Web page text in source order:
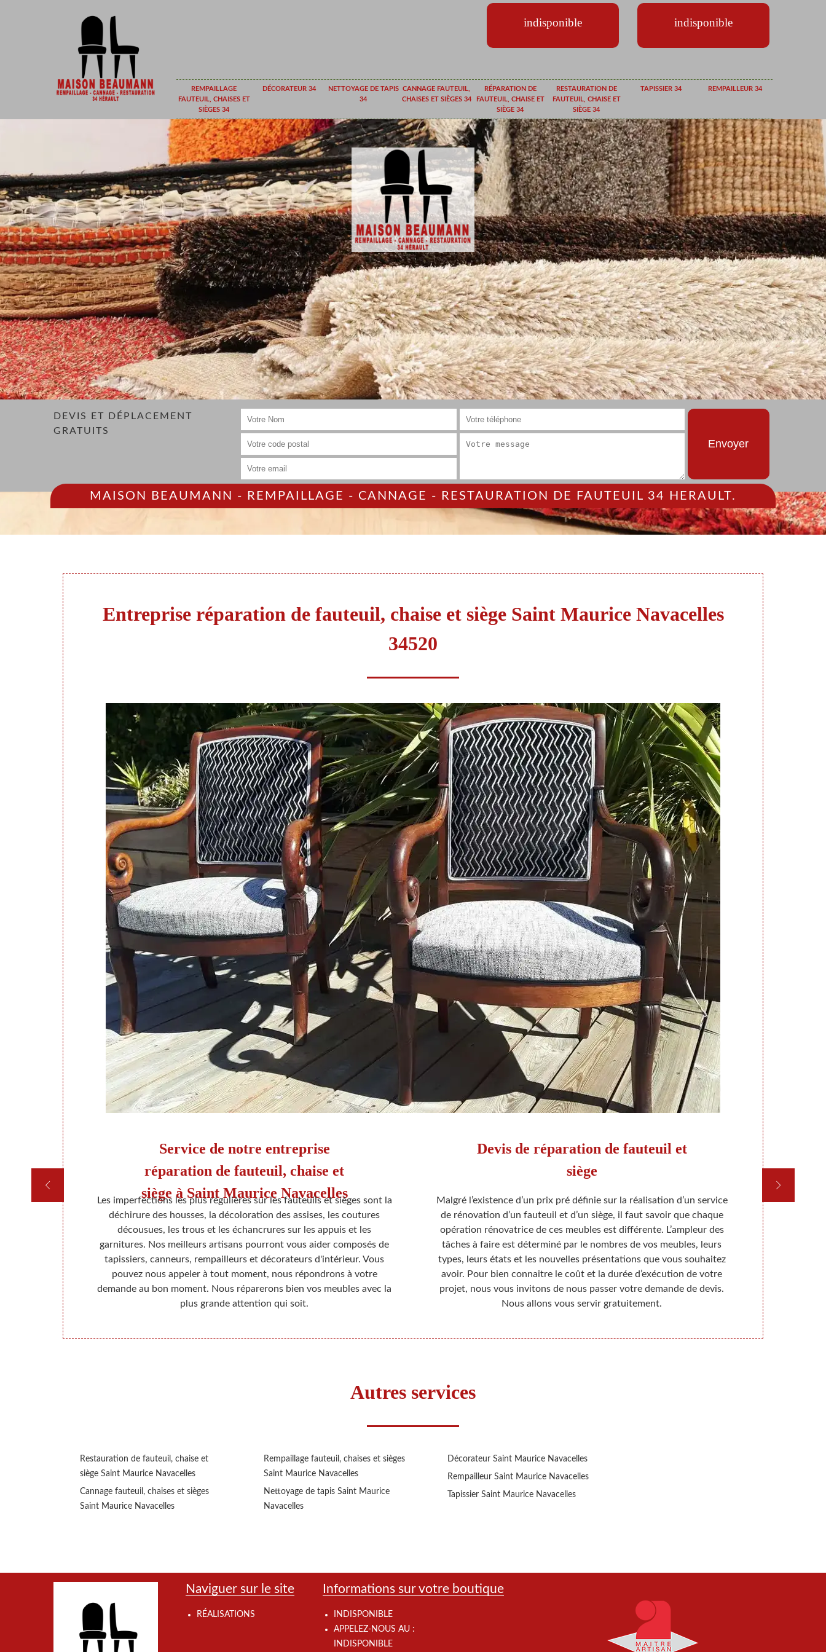
indisponible indisponible
REMPAILLAGE
FAUTEUIL, CHAISES ET
SIÈGES 34
DÉCORATEUR 34
NETTOYAGE DE TAPIS
34
CANNAGE FAUTEUIL,
CHAISES ET SIÈGES 34
RÉPARATION DE
FAUTEUIL, CHAISE ET
SIÈGE 34
RESTAURATION DE
FAUTEUIL, CHAISE ET
SIÈGE 34
TAPISSIER 34 REMPAILLEUR 34
MAISON BEAUMANN - REMPAILLAGE - CANNAGE - RESTAURATION DE FAUTEUIL 34 HERAULT.
DEVIS ET DÉPLACEMENT
GRATUITS
Entreprise réparation de fauteuil, chaise et siège Saint Maurice Navacelles
34520
surtout en
Service de notre entreprise
réparation de fauteuil, chaise et
siège à Saint Maurice Navacelles
Les imperfections les plus régulières sur les fauteuils et sièges sont la
déchirure des housses, la décoloration des assises, les coutures
décousues, les trous et les échancrures sur les appuis et les
garnitures. Nos meilleurs artisans pourront vous aider composés de
tapissiers, canneurs, rempailleurs et décorateurs d'intérieur. Vous
pouvez nous appeler à tout moment, nous répondrons à votre
demande au bon moment. Nous réparerons bien vos meubles avec la
plus grande attention qui soit.
Devis de réparation de fauteuil et
siège
Malgré l’existence d’un prix pré définie sur la réalisation d’un service
de rénovation d’un fauteuil et d’un siège, il faut savoir que chaque
opération rénovatrice de ces meubles est différente. L’ampleur des
tâches à faire est déterminé par le nombres de vos meubles, leurs
types, leurs états et les nouvelles présentations que vous souhaitez
avoir. Pour bien connaitre le coût et la durée d’exécution de votre
projet, nous vous invitons de nous passer votre demande de devis.
Nous allons vous servir gratuitement.
Si votre
Autres services
Restauration de fauteuil, chaise et
siège Saint Maurice Navacelles
Cannage fauteuil, chaises et sièges
Saint Maurice Navacelles
Rempaillage fauteuil, chaises et sièges
Saint Maurice Navacelles
Nettoyage de tapis Saint Maurice
Navacelles
Décorateur Saint Maurice Navacelles
Rempailleur Saint Maurice Navacelles
Tapissier Saint Maurice Navacelles
Naviguer sur le site
RÉALISATIONS
Informations sur votre boutique
INDISPONIBLE
APPELEZ-NOUS AU :
INDISPONIBLE